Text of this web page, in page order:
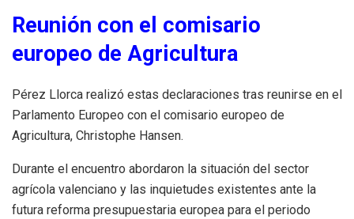
Reunión con el comisario
europeo de Agricultura
Pérez Llorca realizó estas declaraciones tras reunirse en el
Parlamento Europeo con el comisario europeo de
Agricultura, Christophe Hansen.
Durante el encuentro abordaron la situación del sector
agrícola valenciano y las inquietudes existentes ante la
futura reforma presupuestaria europea para el periodo